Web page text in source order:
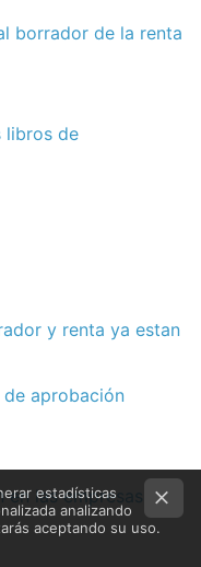
borrador de la renta
libros de
y renta ya estan
aprobación
las empresas
estadísticas
analizando
aceptando su uso.